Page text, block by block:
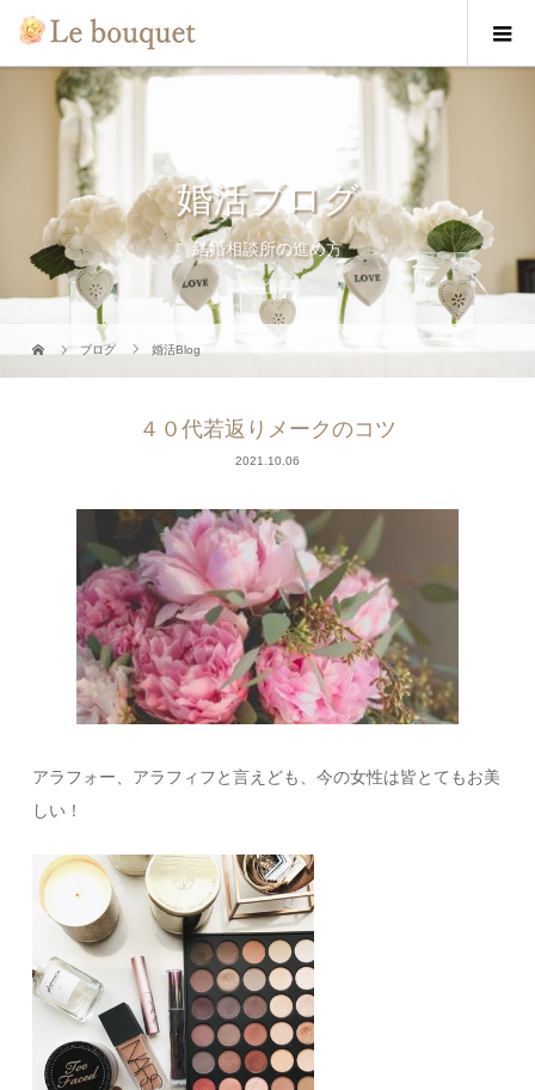
婚活ブログ
結婚相談所の進め方
ブログ 婚活Blog
４０代若返りメークのコツ
2021.10.06
アラフォー、アラフィフと言えども、今の女性は皆とてもお美
しい！